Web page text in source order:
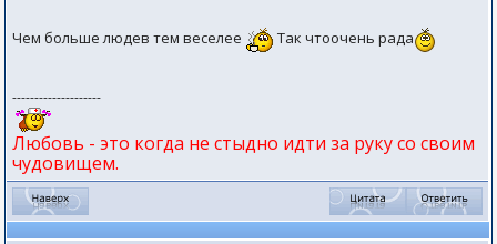
Чем больше людев тем веселее Так чтоочень рада
--------------------
Любовь - это когда не стыдно идти за руку со своим
чудовищем.